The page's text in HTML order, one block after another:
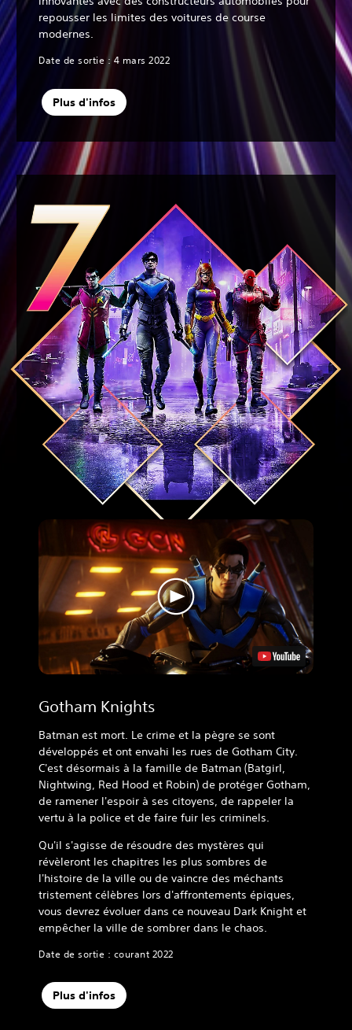
repousser les limites des voitures de course
modernes.
Date de sortie : 4 mars 2022
Plus d'infos
Gotham Knights
Batman est mort. Le crime et la pègre se sont
développés et ont envahi les rues de Gotham City.
C'est désormais à la famille de Batman (Batgirl,
Nightwing, Red Hood et Robin) de protéger Gotham,
de ramener l'espoir à ses citoyens, de rappeler la
vertu à la police et de faire fuir les criminels.
Qu'il s'agisse de résoudre des mystères qui
révèleront les chapitres les plus sombres de
l'histoire de la ville ou de vaincre des méchants
tristement célèbres lors d'affrontements épiques,
vous devrez évoluer dans ce nouveau Dark Knight et
empêcher la ville de sombrer dans le chaos.
Date de sortie : courant 2022
Plus d'infos